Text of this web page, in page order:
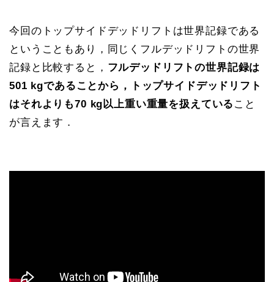
今回のトップサイドデッドリフトは世界記録である
ということもあり，同じくフルデッドリフトの世界
記録と比較すると， フルデッドリフトの世界記録は
501 kgであることから，トップサイドデッドリフト
はそれよりも70 kg以上重い重量を扱えている こと
が言えます．